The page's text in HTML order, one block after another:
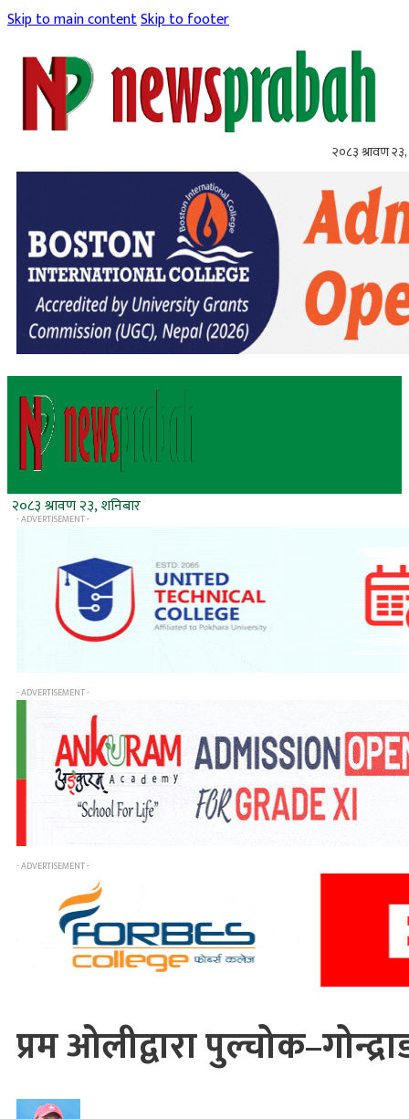
Skip to main contentSkip to footer
२०८३ श्रावण २३,
२०८३ श्रावण २३, शनिबार
- ADVERTISEMENT -
- ADVERTISEMENT -
- ADVERTISEMENT -
प्रम ओलीद्वारा